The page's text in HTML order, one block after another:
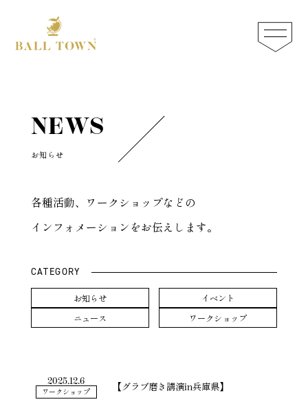
商品一覧
保湿する
スペシャルケア
お問い合わせ
NEWS
お知らせ
各種活動、ワークショップなどの
インフォメーションをお伝えします。
CATEGORY
お知らせ イベント
ニュース ワークショップ
2025.12.6
ワークショップ 【グラブ磨き講演in兵庫県】